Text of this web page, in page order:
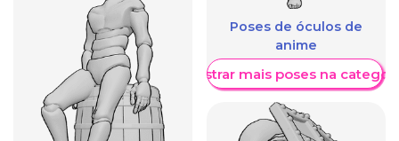
Poses de óculos de
anime
Mostrar mais poses na